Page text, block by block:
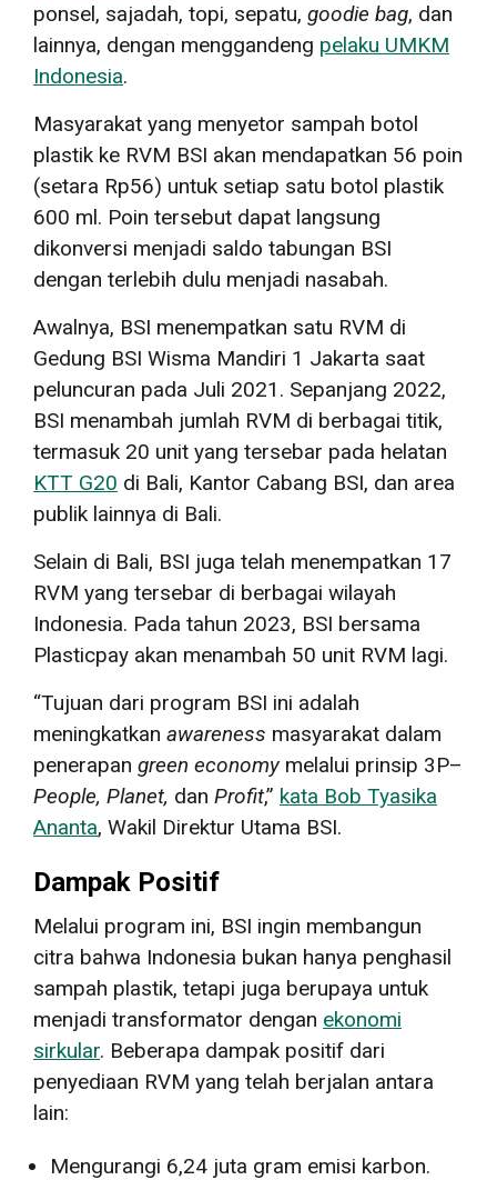
ponsel, sajadah, topi, sepatu, goodie bag, dan
lainnya, dengan menggandeng pelaku UMKM
Indonesia.
Masyarakat yang menyetor sampah botol
plastik ke RVM BSI akan mendapatkan 56 poin
(setara Rp56) untuk setiap satu botol plastik
600 ml. Poin tersebut dapat langsung
dikonversi menjadi saldo tabungan BSI
dengan terlebih dulu menjadi nasabah.
Awalnya, BSI menempatkan satu RVM di
Gedung BSI Wisma Mandiri 1 Jakarta saat
peluncuran pada Juli 2021. Sepanjang 2022,
BSI menambah jumlah RVM di berbagai titik,
termasuk 20 unit yang tersebar pada helatan
KTT G20 di Bali, Kantor Cabang BSI, dan area
publik lainnya di Bali.
Selain di Bali, BSI juga telah menempatkan 17
RVM yang tersebar di berbagai wilayah
Indonesia. Pada tahun 2023, BSI bersama
Plasticpay akan menambah 50 unit RVM lagi.
“Tujuan dari program BSI ini adalah
meningkatkan awareness masyarakat dalam
penerapan green economy melalui prinsip 3P–
People, Planet, dan Profit,” kata Bob Tyasika
Ananta, Wakil Direktur Utama BSI.
Dampak Positif
Melalui program ini, BSI ingin membangun
citra bahwa Indonesia bukan hanya penghasil
sampah plastik, tetapi juga berupaya untuk
menjadi transformator dengan ekonomi
sirkular. Beberapa dampak positif dari
penyediaan RVM yang telah berjalan antara
lain:
Mengurangi 6,24 juta gram emisi karbon.